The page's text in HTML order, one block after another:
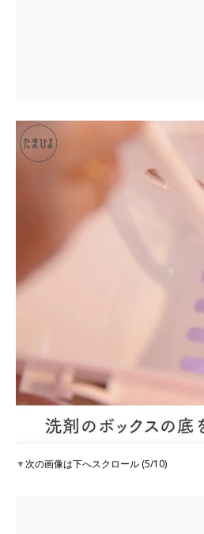
▼次の画像は下へスクロール (5/10)